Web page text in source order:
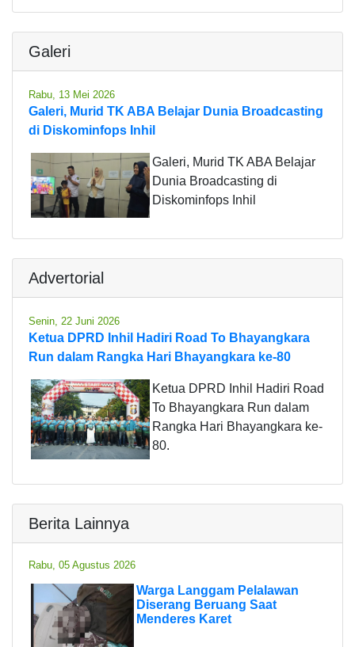
Galeri
Rabu, 13 Mei 2026
Galeri, Murid TK ABA Belajar Dunia Broadcasting
di Diskominfops Inhil
Galeri, Murid TK ABA Belajar
Dunia Broadcasting di
Diskominfops Inhil
Advertorial
Senin, 22 Juni 2026
Ketua DPRD Inhil Hadiri Road To Bhayangkara
Run dalam Rangka Hari Bhayangkara ke-80
Ketua DPRD Inhil Hadiri Road
To Bhayangkara Run dalam
Rangka Hari Bhayangkara ke-
80.
Berita Lainnya
Rabu, 05 Agustus 2026
Warga Langgam Pelalawan
Diserang Beruang Saat
Menderes Karet